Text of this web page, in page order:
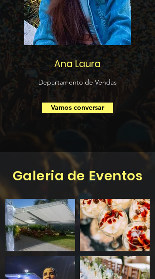
Ana Laura
Departamento de Vendas
Vamos conversar
Galeria de Eventos